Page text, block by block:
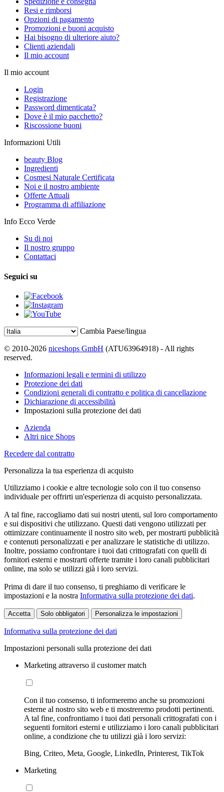
Resi e rimborsi
Opzioni di pagamento
Promozioni e buoni acquisto
Hai bisogno di ulteriore aiuto?
Clienti aziendali
Il mio account
Il mio account
Login
Registrazione
Password dimenticata?
Dove è il mio pacchetto?
Riscossione buoni
Informazioni Utili
beauty Blog
Ingredienti
Cosmesi Naturale Certificata
Noi e il nostro ambiente
Offerte Attuali
Programma di affiliazione
Info Ecco Verde
Su di noi
Il nostro gruppo
Contattaci
Seguici su
Cambia Paese/lingua
© 2010-2026 niceshops GmbH (ATU63964918) - All rights
reserved.
Informazioni legali e termini di utilizzo
Protezione dei dati
Condizioni generali di contratto e politica di cancellazione
Dichiarazione di accessibilità
Impostazioni sulla protezione dei dati
Azienda
Altri nice Shops
Recedere dal contratto
Personalizza la tua esperienza di acquisto
Utilizziamo i cookie e altre tecnologie solo con il tuo consenso
individuale per offrirti un'esperienza di acquisto personalizzata.
A tal fine, raccogliamo dati sui nostri utenti, sul loro comportamento
e sui dispositivi che utilizzano. Questi dati vengono utilizzati per
ottimizzare continuamente il nostro sito web, per mostrarti pubblicità
e contenuti personalizzati e per analizzare le statistiche di utilizzo.
Inoltre, possiamo confrontare i tuoi dati crittografati con quelli di
fornitori esterni e mostrarti offerte tramite i loro canali pubblicitari
online, ma solo se utilizzi già i loro servizi.
Prima di dare il tuo consenso, ti preghiamo di verificare le
impostazioni e la nostra Informativa sulla protezione dei dati.
Accetta Solo obbligatori Personalizza le impostazioni
Informativa sulla protezione dei dati
Impostazioni personali sulla protezione dei dati
Marketing attraverso il customer match
Con il tuo consenso, ti informeremo anche su promozioni
esterne al nostro sito web e ti mostreremo prodotti pertinenti.
A tal fine, confrontiamo i tuoi dati personali crittografati con i
seguenti fornitori esterni e utilizziamo i loro canali pubblicitari
online, a condizione che tu utilizzi già i loro servizi:
Bing, Criteo, Meta, Google, LinkedIn, Printerest, TikTok
Marketing